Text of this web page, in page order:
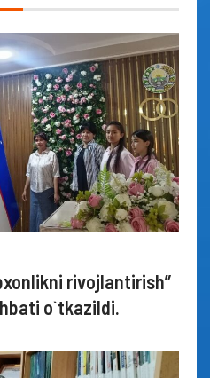
rivojlantirish”
o`tkazildi.